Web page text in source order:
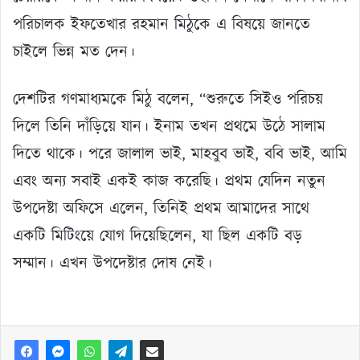
পরিচালক ইফতেখার রহমান মিঠুকে এ বিষয়ে জানতে
চাইলে ভিন্ন মত দেন।
দেশটির গণমাধ্যমকে মিঠু বলেন, “শুরুতে সিইও পরিচয়
দিলে তিনি দাঁড়িয়ে যান। ইনাম তখন প্রথমে উঠে সালাম
দিতে থাকে। পরে জালাল ভাই, মাহবুব ভাই, ববি ভাই, আমি
এবং অন্য সবাই একই কাজ করেছি। প্রথম যেদিন নতুন
উপদেষ্টা অফিসে এলেন, তিনিই প্রথম আমাদের সাথে
একটি মিটিংয়ে যোগ দিয়েছিলেন, যা ছিল একটি বড়
সম্মান। এখন উপদেষ্টার দোষ নেই।